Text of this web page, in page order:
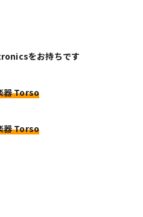
をお持ちです
器 Torso
器 Torso